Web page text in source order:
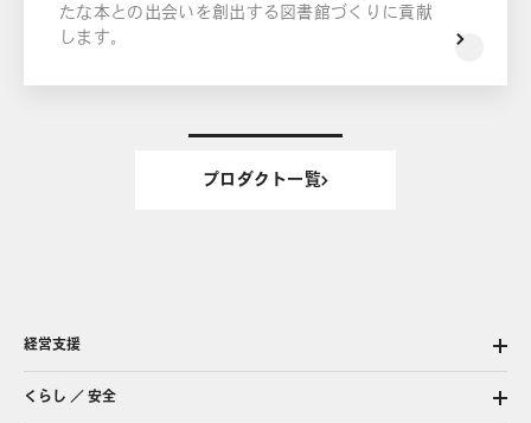
プロダクト一覧
たな本との出会いを創出する図書館づくりに貢献
します。
経営支援
くらし ／ 安全